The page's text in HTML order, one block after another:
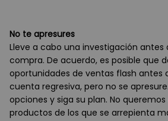
No te apresures
Lleve a cabo una investigación antes
compra. De acuerdo, es posible que
oportunidades de ventas flash antes
cuenta regresiva, pero no se
opciones y siga su plan. No
productos de los que se arrepienta